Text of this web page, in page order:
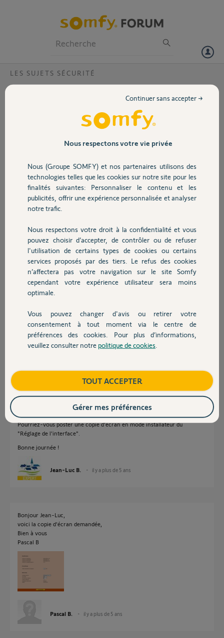
Volet
Sécurité
Domotique
Chauffage
Autres produits
Devis avec un pro
Contact
LES SUJETS SÉCURITÉ
connexion à compte alarmesomfy.net ?
Bonjour Thomas
j'ai suivi à la lettre votre
tutoriel (très clair) pour
créer une connexion et
un compte sur
procédure bloque à la
demande d'ouverture de
compte, la fenêtre
suivante s'ouvre (voir
(2405-01) et la procédure
ne progresse plus. (adresse IP 192.168-1-202 et j'ai une live box 5) Le
système d'alarme date de 2013, et je n'ai pas souvenir d'avoir ouvert
un compte à l'époque.
A vous lire
Bien à vous
Pascal B
Pascal B.
il y a plus de 5 ans
Participer au fil de discussion
Réponses
Pourriez-vous poster une copie d'écran en mode installateur du
"Réglage de l'interface".
Bonne journée !
Jean-Luc B. il y a plus de 5 ans
Bonjour Jean-Luc,
voici la copie d'écran demandée,
Bien à vous
Pascal B
Pascal B. il y a plus de 5 ans
Nous respectons votre vie privée
Nous (Groupe SOMFY) et nos partenaires utilisons des
technologies telles que les cookies sur notre site pour les
finalités suivantes: Personnaliser le contenu et les
publicités, offrir une expérience personnalisée et analyser
notre trafic.
Nous respectons votre droit à la confidentialité et vous
pouvez choisir d’accepter, de contrôler ou de refuser
l'utilisation de certains types de cookies ou certains
services proposés par des tiers. Le refus des cookies
n’affectera pas votre navigation sur le site Somfy
cependant votre expérience utilisateur sera moins
optimale.
Vous pouvez changer d'avis ou retirer votre
consentement à tout moment via le centre de
préférences des cookies. Pour plus d’informations,
veuillez consulter notre politique de cookies
Continuer sans accepter →
TOUT ACCEPTER
Gérer mes préférences